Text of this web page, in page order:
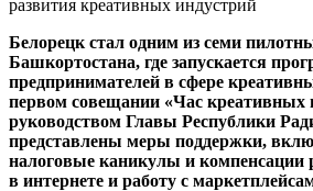
Белорецк стал одним из семи
Башкортостана, где запускается
предпринимателей в сфере
первом совещании «Час креативных
руководством Главы Республики
представлены меры поддержки,
налоговые каникулы и компенсации
в интернете и работу с